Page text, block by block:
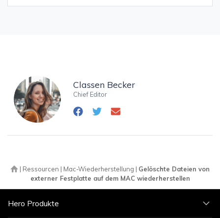
Classen Becker
Chief Editor
| Ressourcen | Mac-Wiederherstellung | Gelöschte Dateien von
externer Festplatte auf dem MAC wiederherstellen
Hero Produkte